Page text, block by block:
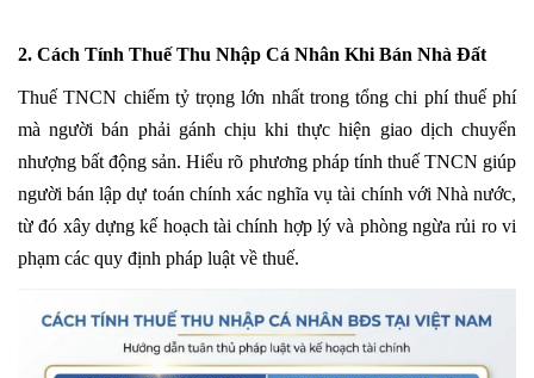
2. Cách Tính Thuế Thu Nhập Cá Nhân Khi Bán Nhà Đất
ThuếTNCN chiếm tỷ trọng lớn nhất trong tổng chi phí thuế phí
mà người bán phải gánh chịu khi thực hiện giao dịch chuyển
nhượng bất động sản. Hiểu rõ phương pháp tính thuế TNCN giúp
người bán lập dự toán chính xác nghĩa vụ tài chính với Nhà nước,
từ đó xây dựng kế hoạch tài chính hợp lý và phòng ngừa rủi ro vi
phạm các quy định pháp luật về thuế.